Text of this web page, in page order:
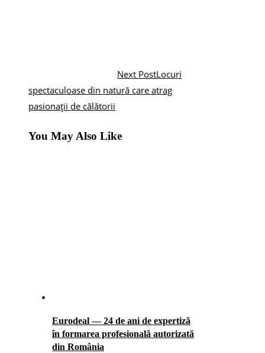
Next PostLocuri
spectaculoase din natură care atrag
pasionații de călătorii
You May Also Like
Eurodeal — 24 de ani de expertiză
în formarea profesională autorizată
din România